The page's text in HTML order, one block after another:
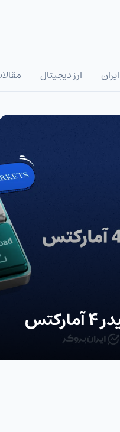
ارز دیجیتال